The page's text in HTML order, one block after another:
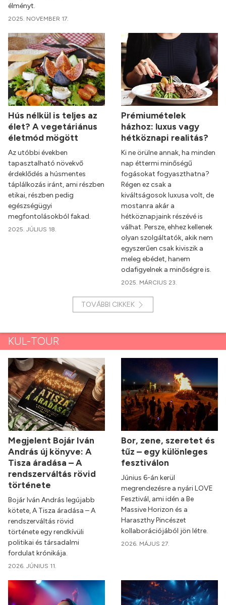
élményt.
2025. NOVEMBER 17.
Hús nélkül is teljes az
élet? A vegetáriánus
életmód mögött
Az utóbbi években
tapasztalható növekvő
érdeklődés a húsmentes
táplálkozás iránt, ami részben
etikai, részben pedig
egészségügyi
megfontolásokból fakad.
2025. JÚLIUS 18.
Prémiumételek
házhoz: luxus vagy
hétköznapi realitás?
Ki ne örülne annak, ha minden
nap éttermi minőségű
fogásokat fogyaszthatna?
Régen ez csak a
kiváltságosok luxusa volt, de
mostanra akár a
hétköznapjaink részévé is
válhat. Persze, ehhez kellenek
olyan szolgáltatók, akik nem
egyszerűen csak kiviszik a
meleg ebédet, hanem
odafigyelnek a minőségre is.
2025. MÁRCIUS 23.
TOVÁBBI CIKKEK
KUL-TOUR
Megjelent Bojár Iván
András új könyve: A
Tisza áradása – A
rendszerváltás rövid
története
Bojár Iván András legújabb
kötete, A Tisza áradása – A
rendszerváltás rövid
története egy rendkívüli
politikai és társadalmi
fordulat krónikája.
2026. JÚNIUS 11.
Bor, zene, szeretet és
tűz – egy különleges
fesztiválon
Június 6-án kerül
megrendezésre a nyári LOVE
Fesztivál, ami idén a Be
Massive Horizon és a
Haraszthy Pincészet
kollaborációjából jön létre.
2026. MÁJUS 27.